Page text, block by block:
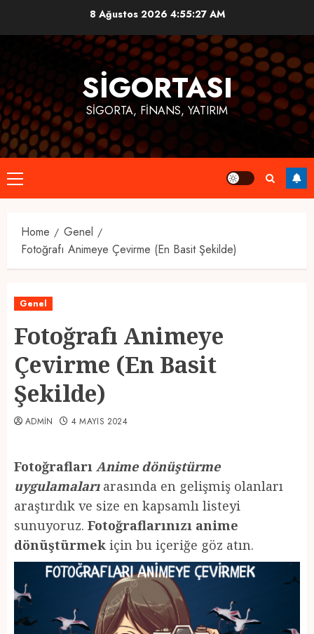
8 Ağustos 2026 4:55:28 AM
SIGORTASI
SIGORTA, FINANS, YATIRIM
Primary
Menu
Home
Genel
Fotoğrafı Animeye Çevirme (En Basit Şekilde)
Genel
Fotoğrafı Animeye
Çevirme (En Basit
Şekilde)
ADMIN 4 MAYIS 2024
Fotoğrafları Anime dönüştürme
uygulamaları arasında en gelişmiş olanları
araştırdık ve size en kapsamlı listeyi
sunuyoruz. Fotoğraflarınızı anime
dönüştürmek için bu içeriğe göz atın.